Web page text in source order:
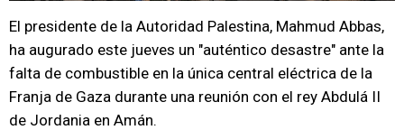
El presidente de la Autoridad Palestina, Mahmud Abbas,
ha augurado este jueves un "auténtico desastre" ante la
falta de combustible en la única central eléctrica de la
Franja de Gaza durante una reunión con el rey Abdulá II
de Jordania en Amán.